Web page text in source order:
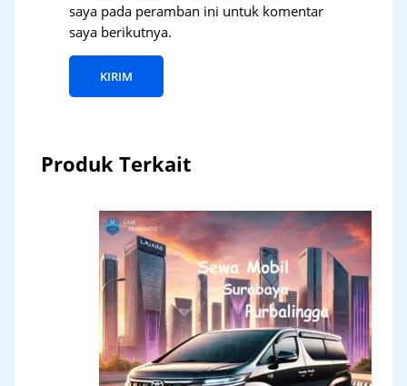
saya pada peramban ini untuk komentar
saya berikutnya.
Produk Terkait